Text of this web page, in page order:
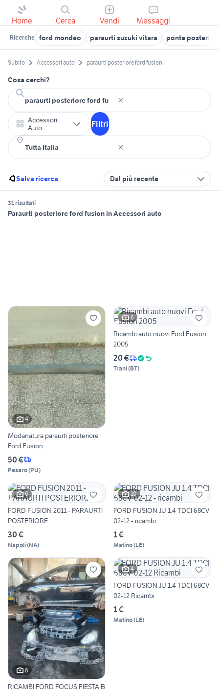
Home Cerca Vendi Messaggi
Ricerche ford mondeo paraurti suzuki vitara ponte
Subito Accessori auto paraurti posteriore ford fusion
Cosa cerchi?
Accessori
Auto
Filtri
Salva ricerca Dal più recente
31 risultati
Paraurti posteriore ford fusion in Accessori auto
4
Modanatura paraurti posteriore
Ford Fusion
50 €
Pesaro(PU)
6
Ricambi auto nuovi Ford Fusion
2005
20 €
Trani(BT)
6
FORD FUSION 2011 - PARAURTI
POSTERIORE
30 €
Napoli(NA)
10
FORD FUSION JU 1.4 TDCI 68CV
02-12 - ricambi
1 €
Matino(LE)
6
RICAMBI FORD FOCUS FIESTA B
4
FORD FUSION JU 1.4 TDCI 68CV
02-12 Ricambi
1 €
Matino(LE)